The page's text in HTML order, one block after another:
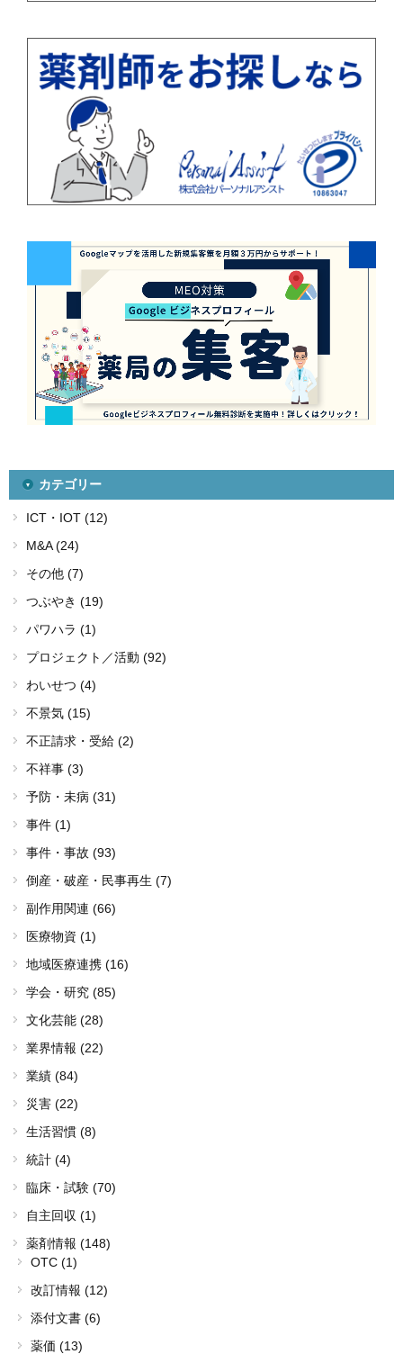
カテゴリー
ICT・IOT (12)
M&A (24)
その他 (7)
つぶやき (19)
パワハラ (1)
プロジェクト／活動 (92)
わいせつ (4)
不景気 (15)
不正請求・受給 (2)
不祥事 (3)
予防・未病 (31)
事件 (1)
事件・事故 (93)
倒産・破産・民事再生 (7)
副作用関連 (66)
医療物資 (1)
地域医療連携 (16)
学会・研究 (85)
文化芸能 (28)
業界情報 (22)
業績 (84)
災害 (22)
生活習慣 (8)
統計 (4)
臨床・試験 (70)
自主回収 (1)
薬剤情報 (148)
OTC (1)
改訂情報 (12)
添付文書 (6)
薬価 (13)